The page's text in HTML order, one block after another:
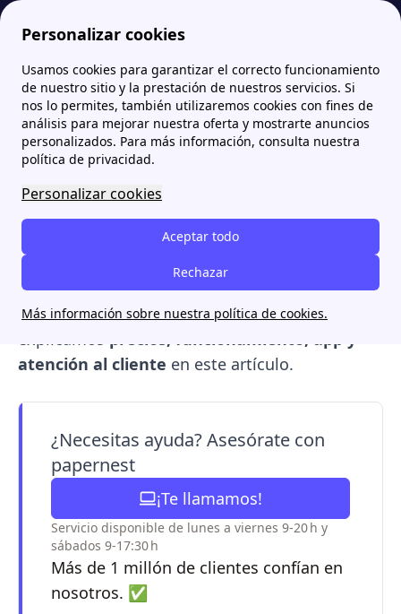
Personalizar cookies
Usamos cookies para garantizar el correcto funcionamiento
de nuestro sitio y la prestación de nuestros servicios. Si
nos lo permites, también utilizaremos cookies con fines de
análisis para mejorar nuestra oferta y mostrarte anuncios
personalizados. Para más información, consulta nuestra
política de privacidad.
Personalizar cookies
Aceptar todo
Rechazar
Más información sobre nuestra política de cookies.
Papernest.es More EDP Energía EDP Movilidad Eléctrica: Soluciones de recarga de vehículos con la app EDP Charge
EDP Movilidad Eléctrica:
Soluciones de recarga de
vehículos con la app EDP
Charge
La movilidad eléctrica de EDP
integra servicios
de recarga para vehículos eléctricos, tanto para
particulares como para empresas en España. Te
explicamos precios, funcionamiento, app y
atención al cliente en este artículo.
¿Necesitas ayuda? Asesórate con
papernest
¡Te llamamos!
Servicio disponible de lunes a viernes 9-20 h y
sábados 9-17:30 h
Más de 1 millón de clientes confían en
nosotros. ✅